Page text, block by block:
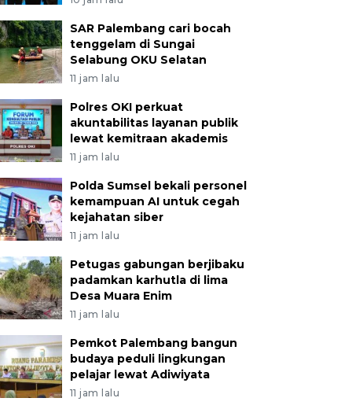
SAR Palembang cari bocah
tenggelam di Sungai
Selabung OKU Selatan
11 jam lalu
Polres OKI perkuat
akuntabilitas layanan publik
lewat kemitraan akademis
11 jam lalu
Polda Sumsel bekali personel
kemampuan AI untuk cegah
kejahatan siber
11 jam lalu
Petugas gabungan berjibaku
padamkan karhutla di lima
Desa Muara Enim
11 jam lalu
Pemkot Palembang bangun
budaya peduli lingkungan
pelajar lewat Adiwiyata
11 jam lalu